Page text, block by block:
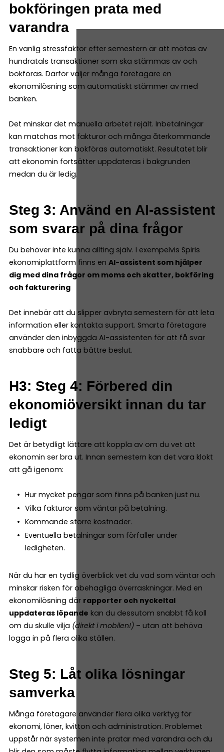
bokföringen prata med
varandra
En vanlig stressfaktor efter semestern är att mötas av
hundratals transaktioner som ska stämmas av och
bokföras. Därför väljer många företagare en
ekonomilösning som automatiskt stämmer av med
banken.
Det minskar det manuella arbetet rejält. Inbetalningar
kan matchas mot fakturor och många återkommande
transaktioner kan bokföras automatiskt. Resultatet blir
att ekonomin fortsätter uppdateras i bakgrunden
medan du är ledig.
Steg 3: Använd en AI-assistent
som svarar på dina frågor
Du behöver inte kunna allting själv. I exempelvis Spiris
ekonomiplattform finns en AI-assistent som hjälper
dig med dina frågor om moms och skatter, bokföring
och fakturering
Det innebär att du slipper avbryta semestern för att leta
information eller kontakta support. Smarta företagare
använder den inbyggda AI-assistenten för att få svar
snabbare och fatta bättre beslut.
H3: Steg 4: Förbered din
ekonomiöversikt innan du tar
ledigt
Det är betydligt lättare att koppla av om du vet att
ekonomin ser bra ut. Innan semestern kan det vara klokt
att gå igenom:
Hur mycket pengar som finns på banken just nu.
Vilka fakturor som väntar på betalning.
Kommande större kostnader.
Eventuella betalningar som förfaller under
ledigheten.
När du har en tydlig överblick vet du vad som väntar och
minskar risken för obehagliga överraskningar. Med en
ekonomilösning där rapporter och nyckeltal
uppdateras löpande kan du dessutom snabbt få koll
om du skulle vilja (direkt i mobilen!) – utan att behöva
logga in på flera olika ställen.
Steg 5: Låt olika lösningar
samverka
Många företagare använder flera olika verktyg för
ekonomi, löner, kvitton och administration. Problemet
uppstår när systemen inte pratar med varandra och du